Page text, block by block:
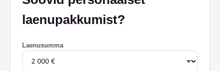
laenupakkumist?
Laenusumma